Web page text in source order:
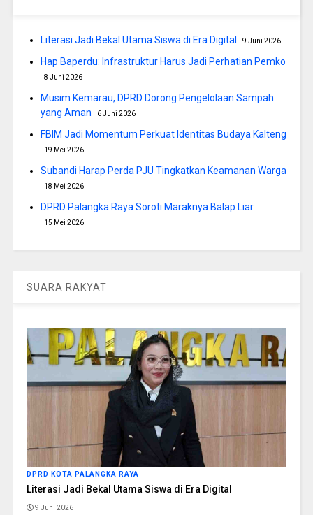
Literasi Jadi Bekal Utama Siswa di Era Digital 9 Juni 2026
Hap Baperdu: Infrastruktur Harus Jadi Perhatian Pemko
8 Juni 2026
Musim Kemarau, DPRD Dorong Pengelolaan Sampah
yang Aman
6 Juni 2026
FBIM Jadi Momentum Perkuat Identitas Budaya Kalteng
19 Mei 2026
Subandi Harap Perda PJU Tingkatkan Keamanan Warga
18 Mei 2026
DPRD Palangka Raya Soroti Maraknya Balap Liar
15 Mei 2026
SUARA RAKYAT
DPRD KOTA PALANGKA RAYA
Literasi Jadi Bekal Utama Siswa di Era Digital
9 Juni 2026